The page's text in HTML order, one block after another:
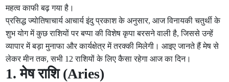
महत्व काफी बढ़ गया है।
प्रसिद्ध ज्योतिषाचार्य आचार्य इंदु प्रकाश के अनुसार, आज विनायकी चतुर्थी के
शुभ योग में कुछ राशियों पर बप्पा की विशेष कृपा बरसने वाली है, जिससे उन्हें
व्यापार में बड़ा मुनाफा और कार्यक्षेत्र में तरक्की मिलेगी। आइए जानते हैं मेष से
लेकर मीन तक, सभी 12 राशियों के लिए कैसा रहेगा आज का दिन।
1. मेष राशि (Aries)